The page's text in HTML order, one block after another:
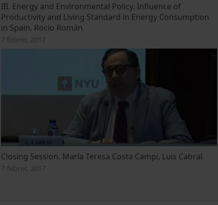
III. Energy and Environmental Policy. Influence of
Productivity and Living Standard in Energy Consumption
in Spain. Rocio Román
7 febrer, 2017
Closing Session. María Teresa Costa Campi, Luis Cabral
7 febrer, 2017